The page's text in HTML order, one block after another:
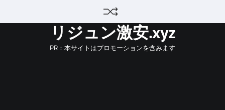
リジュン激安.xyz
PR：本サイトはプロモーションを含みます